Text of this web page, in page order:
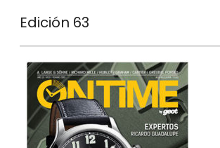
Edición 63